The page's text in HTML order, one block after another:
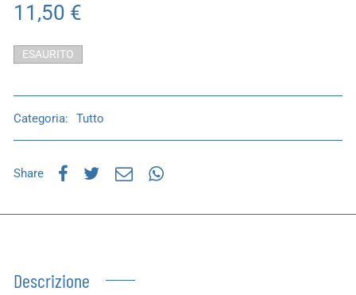
11,50 €
ESAURITO
Categoria: Tutto
Share
Descrizione